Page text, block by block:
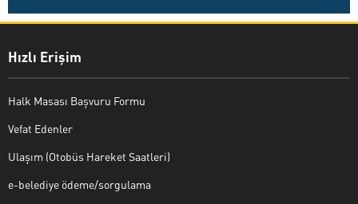
Hızlı Erişim
Halk Masası Başvuru Formu
Vefat Edenler
Ulaşım (Otobüs Hareket Saatleri)
e-belediye ödeme/sorgulama